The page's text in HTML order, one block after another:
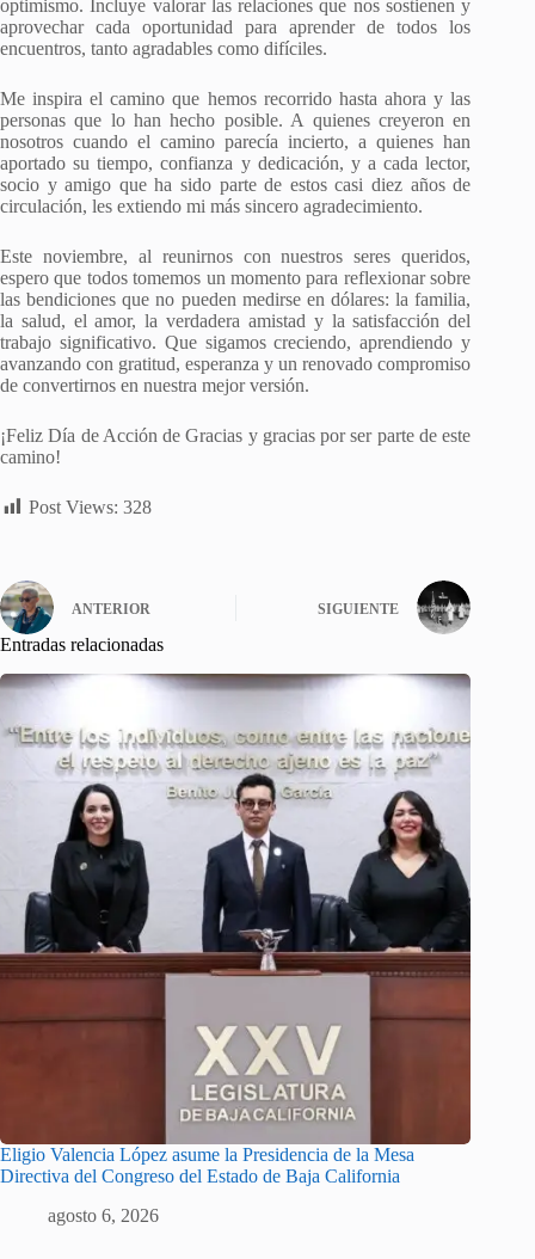
optimismo. Incluye valorar las relaciones que nos sostienen y
aprovechar cada oportunidad para aprender de todos los
encuentros, tanto agradables como difíciles.
Me inspira el camino que hemos recorrido hasta ahora y las
personas que lo han hecho posible. A quienes creyeron en
nosotros cuando el camino parecía incierto, a quienes han
aportado su tiempo, confianza y dedicación, y a cada lector,
socio y amigo que ha sido parte de estos casi diez años de
circulación, les extiendo mi más sincero agradecimiento.
Este noviembre, al reunirnos con nuestros seres queridos,
espero que todos tomemos un momento para reflexionar sobre
las bendiciones que no pueden medirse en dólares: la familia,
la salud, el amor, la verdadera amistad y la satisfacción del
trabajo significativo. Que sigamos creciendo, aprendiendo y
avanzando con gratitud, esperanza y un renovado compromiso
de convertirnos en nuestra mejor versión.
¡Feliz Día de Acción de Gracias y gracias por ser parte de este
camino!
Post Views: 328
ANTERIOR SIGUIENTE
Entradas relacionadas
Eligio Valencia López asume la Presidencia de la Mesa
Directiva del Congreso del Estado de Baja California
agosto 6, 2026